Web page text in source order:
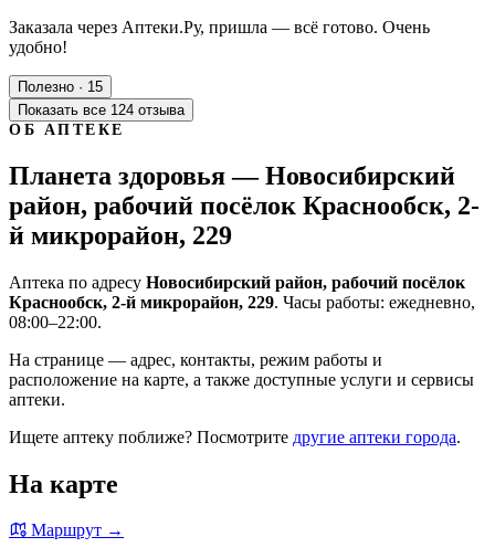
Заказала через Аптеки.Ру, пришла — всё готово. Очень
удобно!
Полезно · 15
Показать все 124 отзыва
ОБ АПТЕКЕ
Планета здоровья — Новосибирский
район, рабочий посёлок Краснообск, 2-
й микрорайон, 229
Аптека по адресу Новосибирский район, рабочий посёлок
Краснообск, 2-й микрорайон, 229. Часы работы: ежедневно,
08:00–22:00.
На странице — адрес, контакты, режим работы и
расположение на карте, а также доступные услуги и сервисы
аптеки.
Ищете аптеку поближе? Посмотрите другие аптеки города.
На карте
Маршрут →